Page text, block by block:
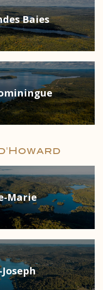
Baies
Marie